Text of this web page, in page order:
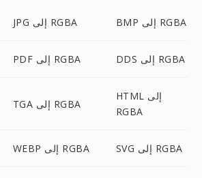
JPG إلى RGBA BMP إلى RGBA
PDF إلى RGBA DDS إلى RGBA
TGA إلى RGBA
HTML إلى
RGBA
WEBP إلى RGBA SVG إلى RGBA